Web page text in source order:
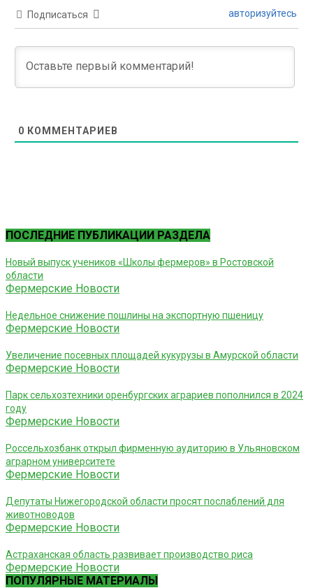
Подписаться авторизуйтесь
0 КОММЕНТАРИЕВ
ПОСЛЕДНИЕ ПУБЛИКАЦИИ РАЗДЕЛА
Новый выпуск учеников «Школы фермеров» в Ростовской
области
Фермерские Новости
Недельное снижение пошлины на экспортную пшеницу
Фермерские Новости
Увеличение посевных площадей кукурузы в Амурской области
Фермерские Новости
Парк сельхозтехники оренбургских аграриев пополнился в 2024
году
Фермерские Новости
Россельхозбанк открыл фирменную аудиторию в Ульяновском
аграрном университете
Фермерские Новости
Депутаты Нижегородской области просят послаблений для
животноводов
Фермерские Новости
Астраханская область развивает производство риса
Фермерские Новости
ПОПУЛЯРНЫЕ МАТЕРИАЛЫ